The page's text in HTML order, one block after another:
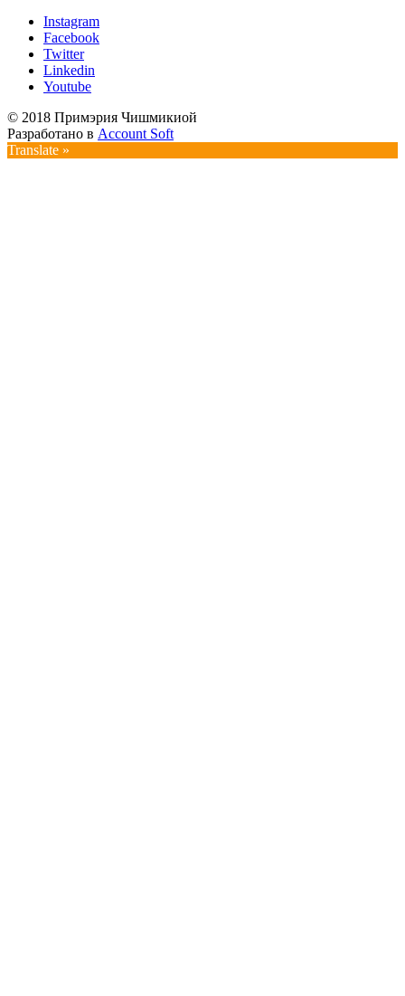
Instagram
Facebook
Twitter
Linkedin
Youtube
© 2018 Примэрия Чишмикиой
Разработано в Account Soft
Translate »